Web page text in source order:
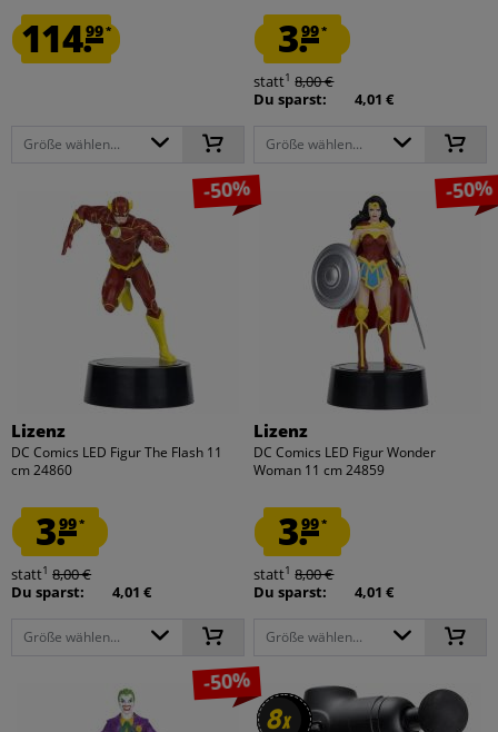
114.99*
Größe wählen...
3.99*
statt1 8,00 €
Du sparst:
4,01 €
Größe wählen...
-50%
Lizenz
DC Comics LED Figur The Flash 11
cm 24860
3.99*
statt1 8,00 €
Du sparst:
4,01 €
Größe wählen...
-50%
Lizenz
DC Comics LED Figur Wonder
Woman 11 cm 24859
3.99*
statt1 8,00 €
Du sparst:
4,01 €
Größe wählen...
-50%
8x
8x